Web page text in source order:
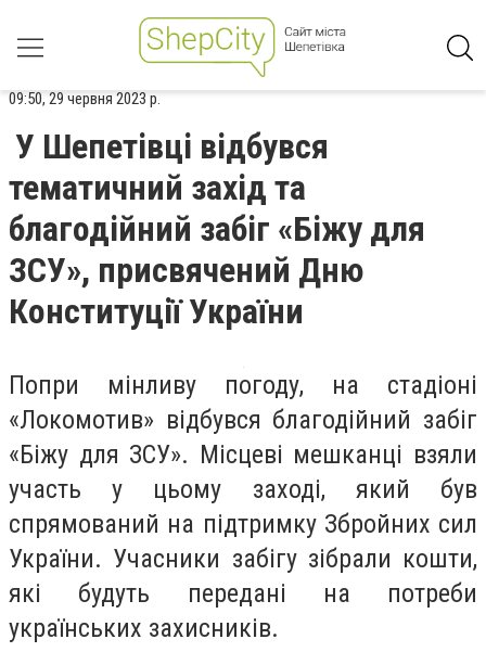
09:50, 29 червня 2023 р.
У Шепетівці відбувся
тематичний захід та
благодійний забіг «Біжу для
ЗСУ», присвячений Дню
Конституції України
Попри мінливу погоду, на стадіоні
«Локомотив» відбувся благодійний забіг
«Біжу для ЗСУ». Місцеві мешканці взяли
участь у цьому заході, який був
спрямований на підтримку Збройних сил
України. Учасники забігу зібрали кошти,
які будуть передані на потреби
українських захисників.